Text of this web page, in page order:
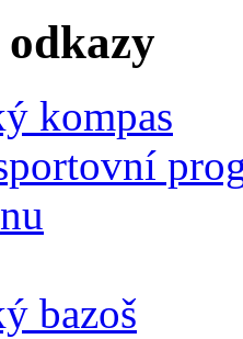
kompas
bazoš